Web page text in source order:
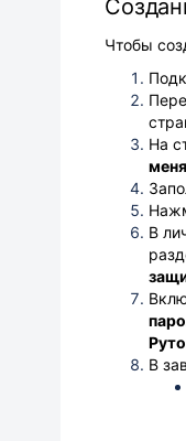
Чтобы
На
В
В